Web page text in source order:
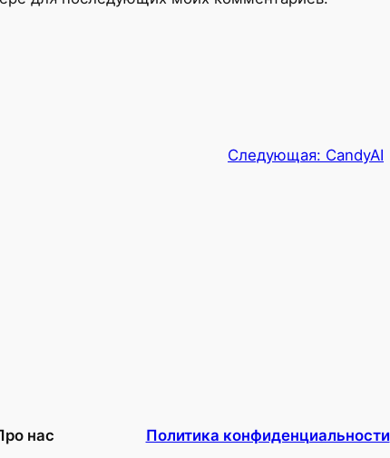
Следующая: CandyAI
нас Политика конфиденциальности